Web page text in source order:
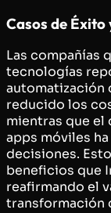
Casos de
Las compañías
tecnologías
automatización
reducido los
mientras que
apps móviles
decisiones.
beneficios que
reafirmando el
transformación